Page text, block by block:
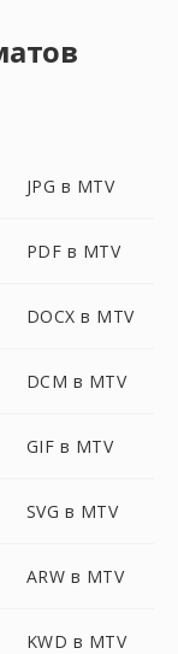
JPG в MTV
PDF в MTV
DOCX в MTV
DCM в MTV
GIF в MTV
SVG в MTV
ARW в MTV
KWD в MTV